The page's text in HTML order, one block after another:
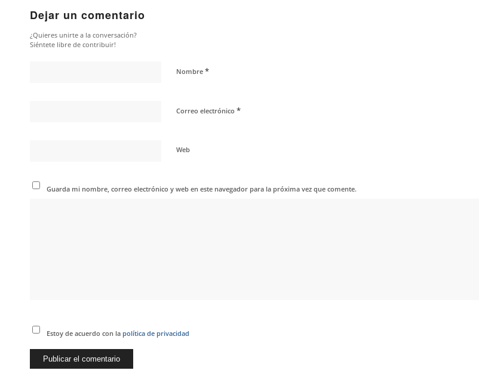
Dejar un comentario
¿Quieres unirte a la conversación?
Siéntete libre de contribuir!
Nombre *
Correo electrónico *
Web
Guarda mi nombre, correo electrónico y web en este navegador para la próxima vez que comente.
Estoy de acuerdo con lapolítica de privacidad